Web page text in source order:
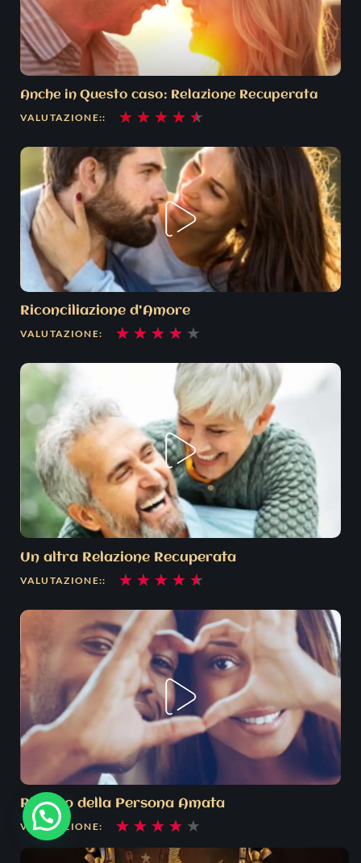
Anche in Questo caso: Relazione Recuperata
VALUTAZIONE:: ★ ★ ★ ★ ★
su
5
Riconciliazione d'Amore
VALUTAZIONE: ★ ★ ★ ★ ★
su
5
Un altra Relazione Recuperata
VALUTAZIONE:: ★ ★ ★ ★ ★
su
5
Ritorno della Persona Amata
VALUTAZIONE: ★ ★ ★ ★ ★